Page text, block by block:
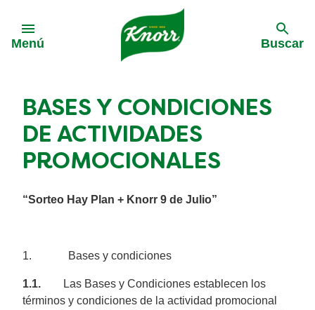
Menú Buscar
BASES Y CONDICIONES
DE ACTIVIDADES
PROMOCIONALES
“Sorteo Hay Plan + Knorr 9 de Julio”
1. Bases y condiciones
1.1. Las Bases y Condiciones establecen los
términos y condiciones de la actividad promocional